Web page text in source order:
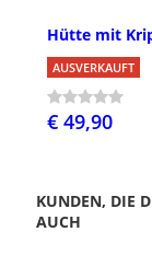
Hütte mit
AUSVERKAUFT
€ 49,90
KUNDEN, DIE
AUCH